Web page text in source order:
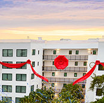
Criminon
Narconon
Fakten über Drogen
United for Human Rights
Menschenrechte)